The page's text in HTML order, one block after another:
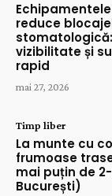
reduce
vizibilitate și
rapid
mai 27, 2026
Timp liber
La munte cu
frumoase
mai puțin de
București)